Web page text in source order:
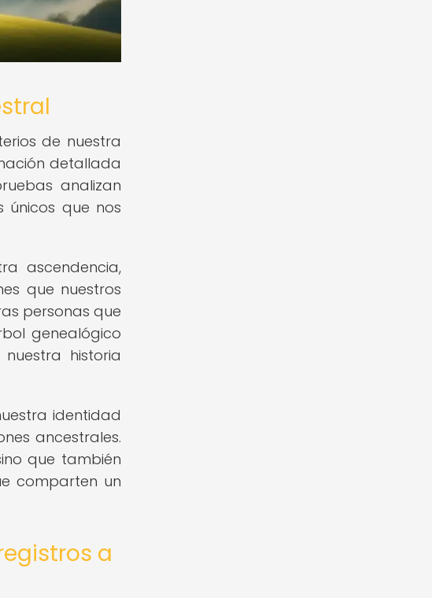
de nuestra
detallada
analizan
únicos que nos
ascendencia,
que nuestros
personas que
genealógico
historia
identidad
ancestrales.
que también
comparten un
a